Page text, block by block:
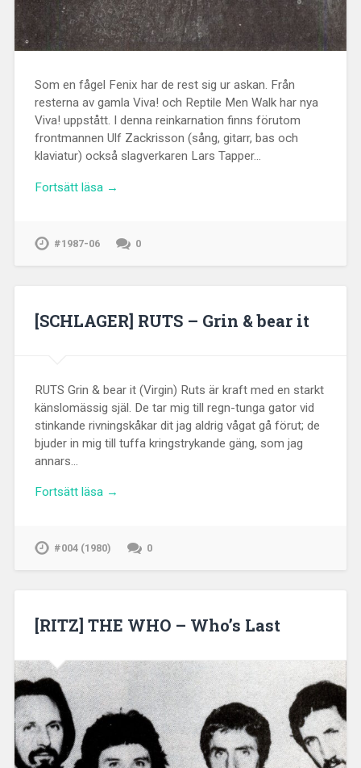
Som en fågel Fenix har de rest sig ur askan. Från
resterna av gamla Viva! och Reptile Men Walk har nya
Viva! uppstått. I denna reinkarnation finns förutom
frontmannen Ulf Zackrisson (sång, gitarr, bas och
klaviatur) också slagverkaren Lars Tapper…
Fortsätt läsa →
#1987-06 0
[SCHLAGER] RUTS – Grin & bear it
RUTS Grin & bear it (Virgin) Ruts är kraft med en starkt
känslomässig själ. De tar mig till regn-tunga gator vid
stinkande rivningskåkar dit jag aldrig vågat gå förut; de
bjuder in mig till tuffa kringstrykande gäng, som jag
annars…
Fortsätt läsa →
#004 (1980) 0
[RITZ] THE WHO – Who’s Last